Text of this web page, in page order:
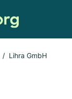
Lihra GmbH